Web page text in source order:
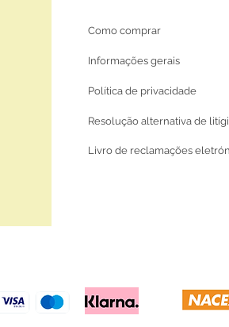
Como comprar
Informações gerais
Política de privacidade
Resolução alternativa de
Livro de reclamações